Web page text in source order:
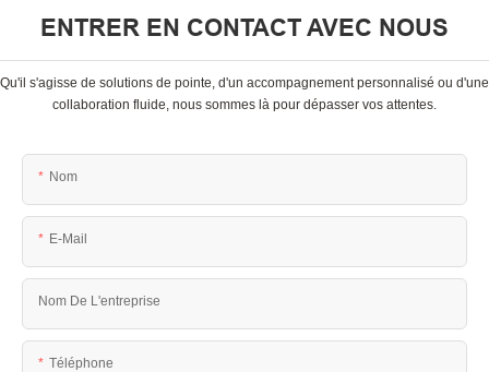
ENTRER EN CONTACT AVEC NOUS
Qu'il s'agisse de solutions de pointe, d'un accompagnement personnalisé ou d'une
collaboration fluide, nous sommes là pour dépasser vos attentes.
Nom
E-Mail
Nom De L'entreprise
Téléphone